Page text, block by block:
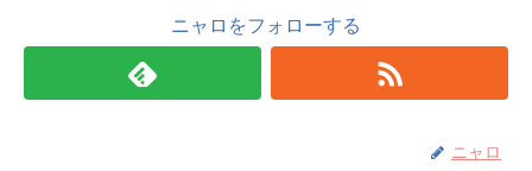
ニャロをフォローする
ニャロ